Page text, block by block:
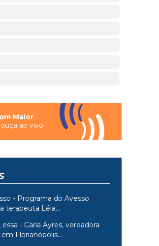
Maior
ao vivo
- Programa do Avesso
terapeuta Léia...
- Carla Ayres, vereadora
Florianópolis...